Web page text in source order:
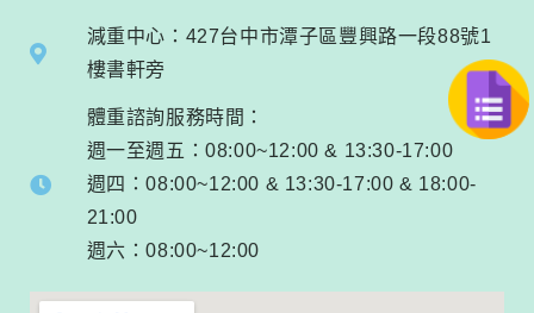
減重中心：427台中市潭子區豐興路一段88號1
樓書軒旁
體重諮詢服務時間：
週一至週五：08:00~12:00 & 13:30-17:00
週四：08:00~12:00 & 13:30-17:00 & 18:00-
21:00
週六：08:00~12:00